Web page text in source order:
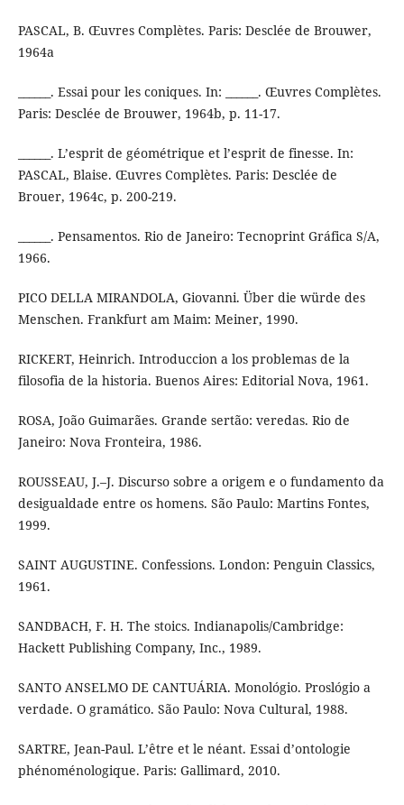
PASCAL, B. Œuvres Complètes. Paris: Desclée de Brouwer,
1964a
______. Essai pour les coniques. In: ______. Œuvres Complètes.
Paris: Desclée de Brouwer, 1964b, p. 11-17.
______. L’esprit de géométrique et l’esprit de finesse. In:
PASCAL, Blaise. Œuvres Complètes. Paris: Desclée de
Brouer, 1964c, p. 200-219.
______. Pensamentos. Rio de Janeiro: Tecnoprint Gráfica S/A,
1966.
PICO DELLA MIRANDOLA, Giovanni. Über die würde des
Menschen. Frankfurt am Maim: Meiner, 1990.
RICKERT, Heinrich. Introduccion a los problemas de la
filosofia de la historia. Buenos Aires: Editorial Nova, 1961.
ROSA, João Guimarães. Grande sertão: veredas. Rio de
Janeiro: Nova Fronteira, 1986.
ROUSSEAU, J.–J. Discurso sobre a origem e o fundamento da
desigualdade entre os homens. São Paulo: Martins Fontes,
1999.
SAINT AUGUSTINE. Confessions. London: Penguin Classics,
1961.
SANDBACH, F. H. The stoics. Indianapolis/Cambridge:
Hackett Publishing Company, Inc., 1989.
SANTO ANSELMO DE CANTUÁRIA. Monológio. Proslógio a
verdade. O gramático. São Paulo: Nova Cultural, 1988.
SARTRE, Jean-Paul. L’être et le néant. Essai d’ontologie
phénoménologique. Paris: Gallimard, 2010.